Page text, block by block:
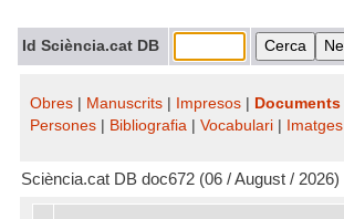
Id Sciència.cat DB
Obres Manuscrits Impresos Documents
Persones
Bibliografia Vocabulari Imatges
Sciència.cat DB doc672 (06 / August / 2026)